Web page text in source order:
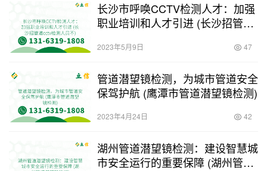
长沙市呼唤CCTV检测人才：加强
职业培训和人才引进 (长沙招管道
2023年5月9日 47
管道潜望镜检测，为城市管道安全
保驾护航 (鹰潭市管道潜望镜检测)
2023年4月24日 42
湖州管道潜望镜检测：建设智慧城
市安全运行的重要保障 (湖州管道